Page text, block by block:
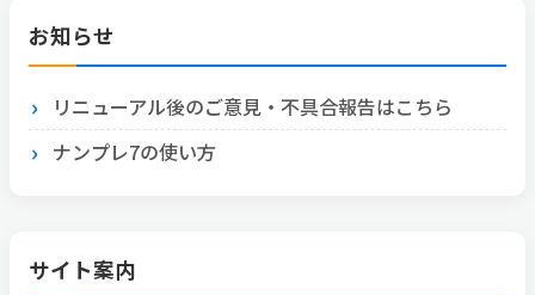
お知らせ
リニューアル後のご意見・不具合報告はこちら
ナンプレ7の使い方
サイト案内